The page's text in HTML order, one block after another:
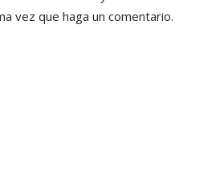
vez que haga un comentario.